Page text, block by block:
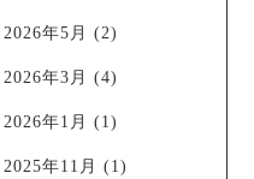
2026年5月 (2)
2026年3月 (4)
2026年1月 (1)
2025年11月 (1)